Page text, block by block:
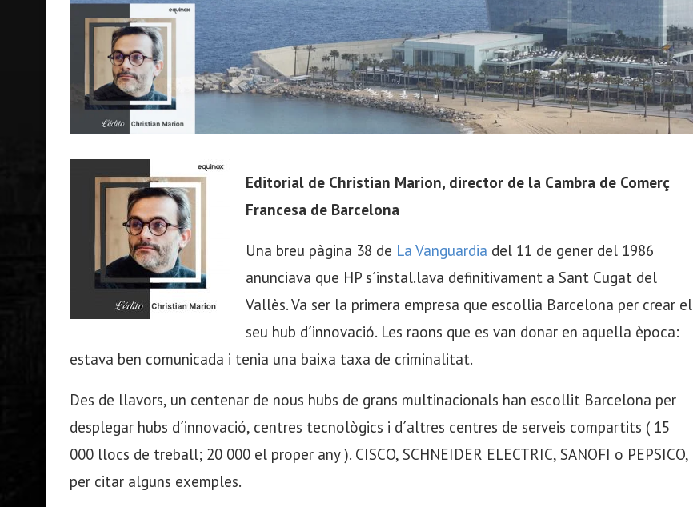
Editorial de Christian Marion, director de la Cambra de Comerç
Francesa de Barcelona
Una breu pàgina 38 de La Vanguardia del 11 de gener del 1986
anunciava que HP s´instal.lava definitivament a Sant Cugat del
Vallès. Va ser la primera empresa que escollia Barcelona per crear el
seu hub d´innovació. Les raons que es van donar en aquella època:
estava ben comunicada i tenia una baixa taxa de criminalitat.
Des de llavors, un centenar de nous hubs de grans multinacionals han escollit Barcelona per
desplegar hubs d´innovació, centres tecnològics i d´altres centres de serveis compartits ( 15
000 llocs de treball; 20 000 el proper any ). CISCO, SCHNEIDER ELECTRIC, SANOFI o PEPSICO,
per citar alguns exemples.